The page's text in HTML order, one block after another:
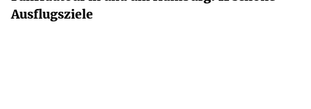
Ausflugsziele